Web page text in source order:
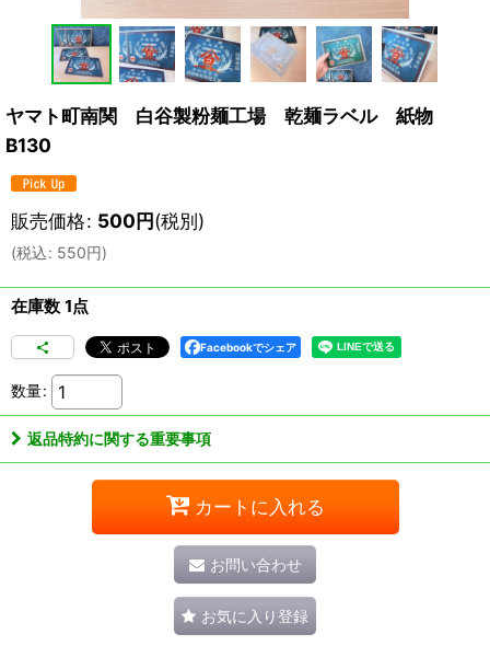
ヤマト町南関 白谷製粉麺工場 乾麺ラベル 紙物
B130
販売価格: 500円(税別)
(税込: 550円)
在庫数 1点
Facebookでシェア
数量:
返品特約に関する重要事項
カートに入れる
お問い合わせ
お気に入り登録